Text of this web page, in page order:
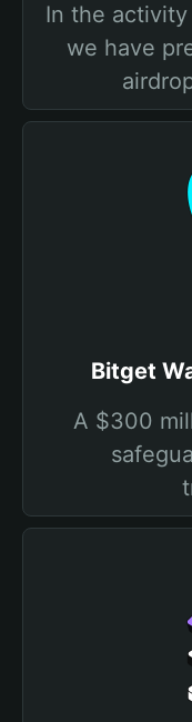
In the
we have
Bitget
A $300